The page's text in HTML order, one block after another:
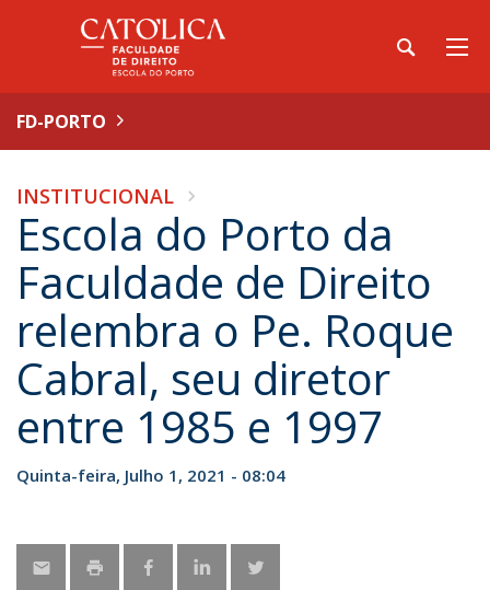
FD-PORTO
INSTITUCIONAL
Escola do Porto da
Faculdade de Direito
relembra o Pe. Roque
Cabral, seu diretor
entre 1985 e 1997
Quinta-feira, Julho 1, 2021 - 08:04